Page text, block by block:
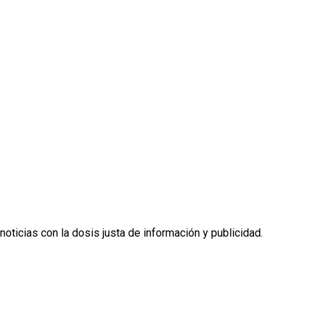
con la dosis justa de información y publicidad.